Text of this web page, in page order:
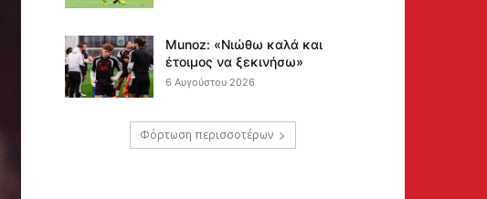
Munoz: «Νιώθω καλά και
έτοιμος να ξεκινήσω»
6 Αυγούστου 2026
Φόρτωση περισσοτέρων